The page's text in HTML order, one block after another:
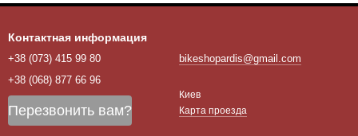
Контактная информация
+38 (073) 415 99 80
+38 (068) 877 66 96
Перезвонить вам?
bikeshopardis@gmail.com
Киев
Карта проезда